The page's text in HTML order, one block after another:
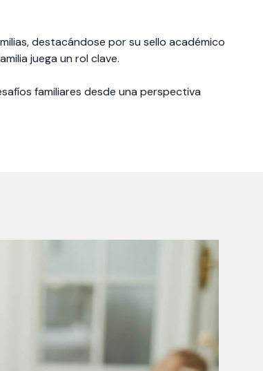
destacándose por su sello académico
juega un rol clave.​
familiares desde una perspectiva